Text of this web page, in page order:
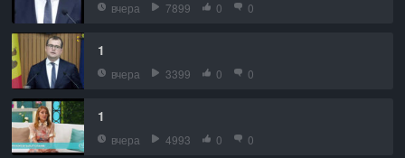
вчера 7899 0 0
1
вчера 3399 0 0
1
вчера 4993 0 0